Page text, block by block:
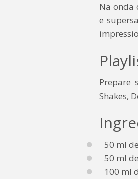
Na onda
e
Prepare
Shakes,
50 ml de
50 ml de
100 ml